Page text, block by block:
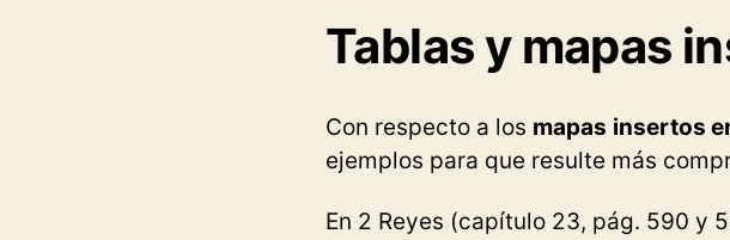
Tablas y mapas
Con respecto a los mapas insertos
ejemplos para que resulte más
En 2 Reyes (capítulo 23, pág. 590 y